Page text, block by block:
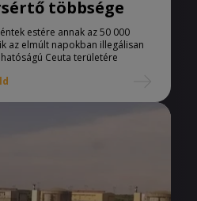
többsége
estére annak az 50 000
az elmúlt napokban illegálisan
Ceuta területére